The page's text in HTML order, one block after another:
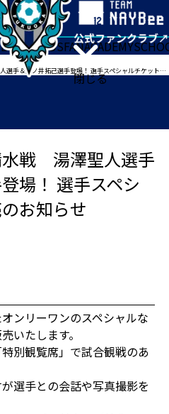
閉じる
GOODSFANACADEMY
山ノ井拓己選手登場！ 選手スペシャルチケット販売のお知らせ
水戦 湯澤聖人選手
場！ 選手スペシ
お知らせ
ンリーワンのスペシャルな
いたします。
別観覧席」で試合観戦のあ
選手との会話や写真撮影を